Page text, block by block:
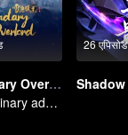
Legendary Overlord S2
Extraordinary adventure, a teenager reborn from adversity.
26 एपिसोड